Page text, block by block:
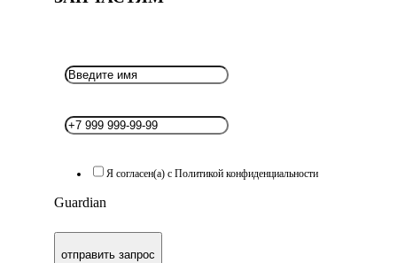
Я согласен(а) с Политикой конфиденциальности
Guardian
отправить запрос